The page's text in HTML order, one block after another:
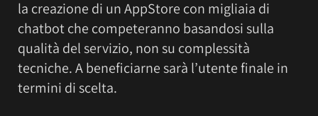
la creazione di un AppStore con migliaia di
chatbot che competeranno basandosi sulla
qualità del servizio, non su complessità
tecniche. A beneficiarne sarà l’utente finale in
termini di scelta.